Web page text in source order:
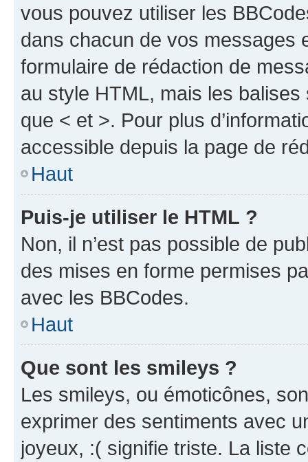
vous pouvez utiliser les
dans chacun de vos messages
formulaire de rédaction de
au style HTML, mais les
que < et >. Pour plus
accessible depuis la page de
Haut
Puis-je utiliser le HTML ?
Non, il n’est pas possible de
des mises en forme permises
avec les BBCodes.
Haut
Que sont les smileys ?
Les smileys, ou émoticônes,
exprimer des sentiments avec
joyeux, :( signifie triste. La liste